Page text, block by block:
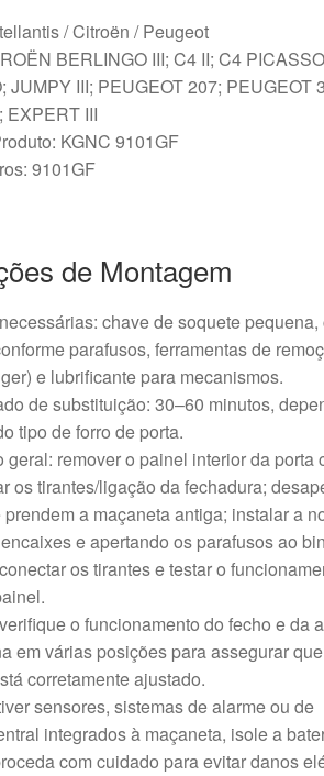
/ Citroën / Peugeot
BERLINGO III; C4 II; C4
JUMPY III; PEUGEOT 207; PEUGEOT
EXPERT III
KGNC 9101GF
9101GF
de Montagem
chave de soquete
parafusos, ferramentas de
e lubrificante para mecanismos.
de substituição: 30–60 minutos,
tipo de forro de porta.
geral: remover o painel interior da porta
os tirantes/ligação da fechadura;
a maçaneta antiga; instalar a
e apertando os parafusos ao
os tirantes e testar o
o funcionamento do fecho e da
em várias posições para assegurar
corretamente ajustado.
sensores, sistemas de alarme ou de
integrados à maçaneta, isole a
com cuidado para evitar danos